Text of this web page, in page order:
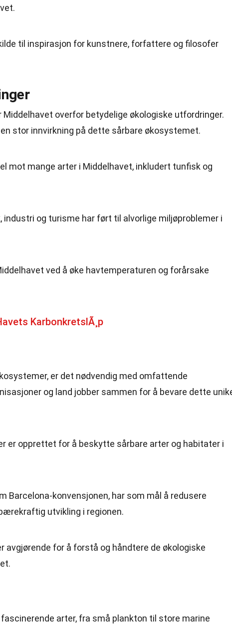
til inspirasjon for kunstnere, forfattere og filosofer
overfor betydelige økologiske utfordringer.
stor innvirkning på dette sårbare økosystemet.
mot mange arter i Middelhavet, inkludert tunfisk og
industri og turisme har ført til alvorlige miljøproblemer i
ved å øke havtemperaturen og forårsake
KarbonkretslÃ¸p
er det nødvendig med omfattende
og land jobber sammen for å bevare dette
er opprettet for å beskytte sårbare arter og habitater i
Barcelona-konvensjonen, har som mål å redusere
utvikling i regionen.
avgjørende for å forstå og håndtere de økologiske
arter, fra små plankton til store marine